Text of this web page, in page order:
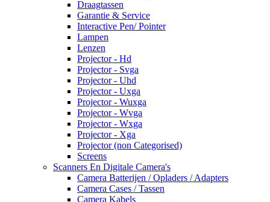
Draagtassen
Garantie & Service
Interactive Pen/ Pointer
Lampen
Lenzen
Projector - Hd
Projector - Svga
Projector - Uhd
Projector - Uxga
Projector - Wuxga
Projector - Wvga
Projector - Wxga
Projector - Xga
Projector (non Categorised)
Screens
Scanners En Digitale Camera's
Camera Batterijen / Opladers / Adapters
Camera Cases / Tassen
Camera Kabels